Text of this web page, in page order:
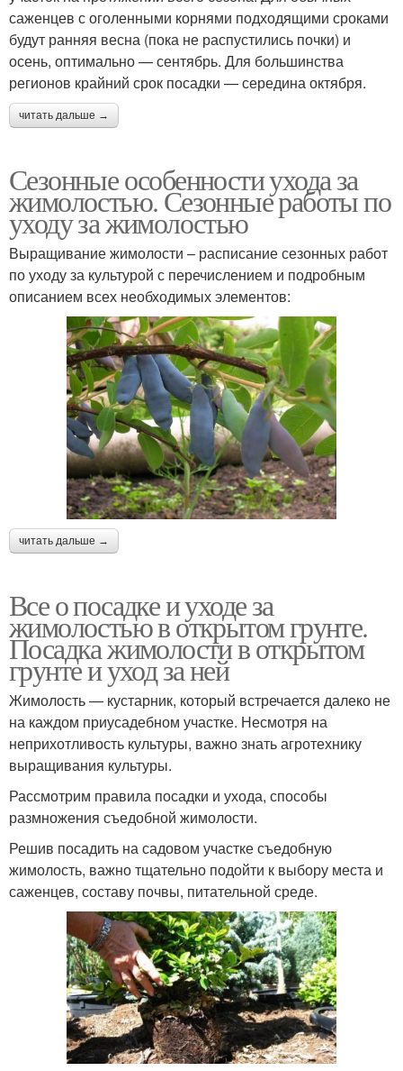
саженцев с оголенными корнями подходящими сроками
будут ранняя весна (пока не распустились почки) и
осень, оптимально — сентябрь. Для большинства
регионов крайний срок посадки — середина октября.
читать дальше →
Сезонные особенности ухода за
жимолостью. Сезонные работы по
уходу за жимолостью
Выращивание жимолости – расписание сезонных работ
по уходу за культурой с перечислением и подробным
описанием всех необходимых элементов:
читать дальше →
Все о посадке и уходе за
жимолостью в открытом грунте.
Посадка жимолости в открытом
грунте и уход за ней
Жимолость — кустарник, который встречается далеко не
на каждом приусадебном участке. Несмотря на
неприхотливость культуры, важно знать агротехнику
выращивания культуры.
Рассмотрим правила посадки и ухода, способы
размножения съедобной жимолости.
Решив посадить на садовом участке съедобную
жимолость, важно тщательно подойти к выбору места и
саженцев, составу почвы, питательной среде.